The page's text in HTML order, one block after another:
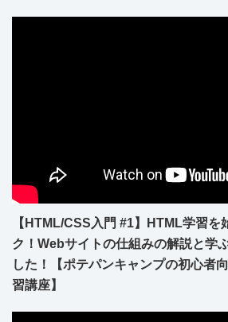
【HTML/CSS入門 #1】HTML学習を
ク！Webサイトの仕組みの解説と学
した！【ポテパンキャンプの初心者
習講座】